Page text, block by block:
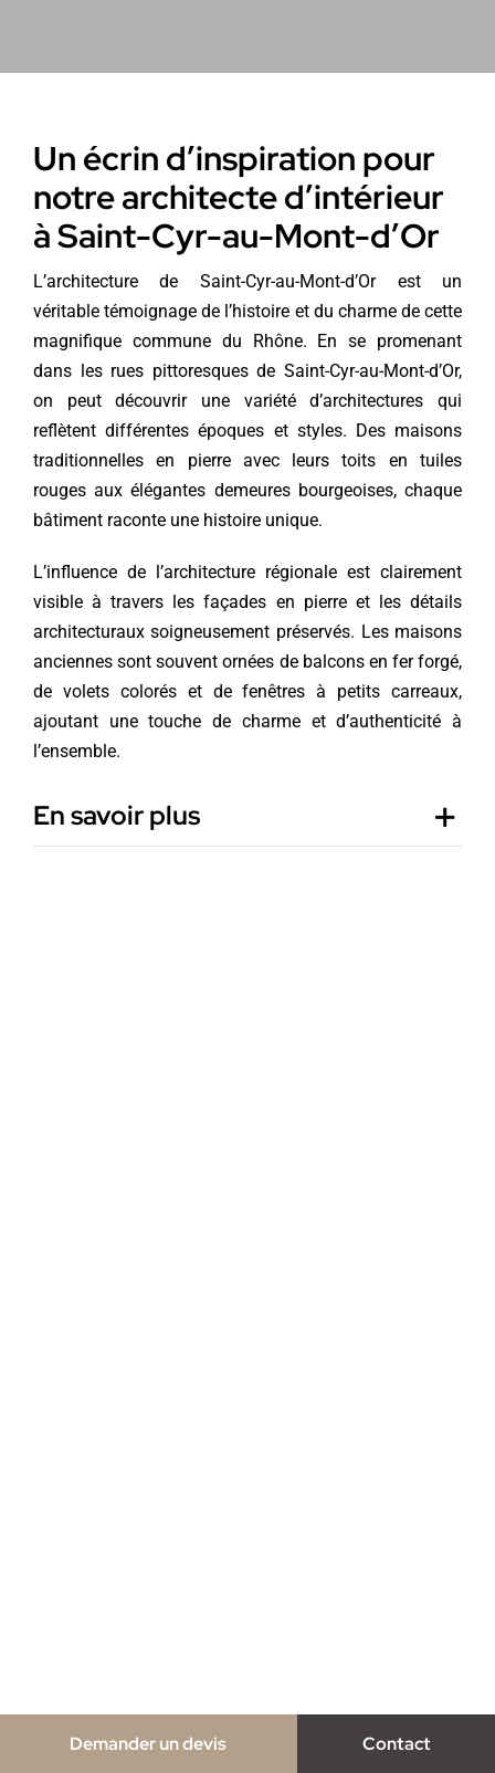
Demander un devis Contact
Un écrin d’inspiration pour
notre architecte d’intérieur
à Saint-Cyr-au-Mont-d’Or
L’architecture de Saint-Cyr-au-Mont-d’Or est un
véritable témoignage de l’histoire et du charme de cette
magnifique commune du Rhône. En se promenant
dans les rues pittoresques de Saint-Cyr-au-Mont-d’Or,
on peut découvrir une variété d’architectures qui
reflètent différentes époques et styles. Des maisons
traditionnelles en pierre avec leurs toits en tuiles
rouges aux élégantes demeures bourgeoises, chaque
bâtiment raconte une histoire unique.
L’influence de l’architecture régionale est clairement
visible à travers les façades en pierre et les détails
architecturaux soigneusement préservés. Les maisons
anciennes sont souvent ornées de balcons en fer forgé,
de volets colorés et de fenêtres à petits carreaux,
ajoutant une touche de charme et d’authenticité à
l’ensemble.
En savoir plus